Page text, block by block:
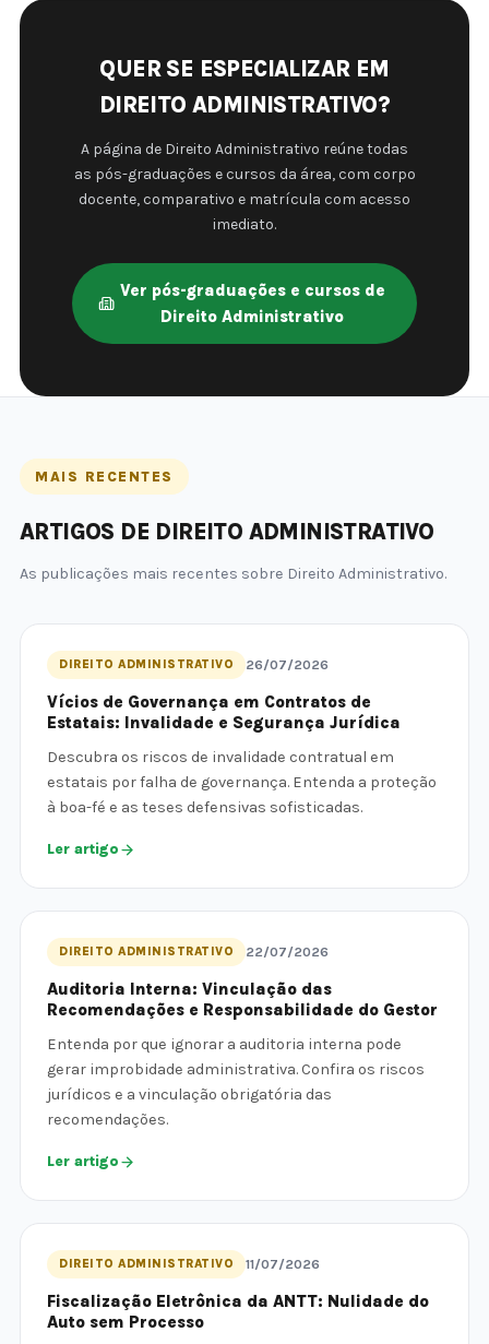
QUER SE ESPECIALIZAR EM
DIREITO ADMINISTRATIVO?
A página de Direito Administrativo reúne todas
as pós-graduações e cursos da área, com corpo
docente, comparativo e matrícula com acesso
imediato.
Ver pós-graduações e cursos de
Direito Administrativo
MAIS RECENTES
ARTIGOS DE DIREITO ADMINISTRATIVO
As publicações mais recentes sobre Direito Administrativo.
DIREITO ADMINISTRATIVO 26/07/2026
Vícios de Governança em Contratos de
Estatais: Invalidade e Segurança Jurídica
Descubra os riscos de invalidade contratual em
estatais por falha de governança. Entenda a proteção
à boa-fé e as teses defensivas sofisticadas.
Ler artigo
DIREITO ADMINISTRATIVO 22/07/2026
Auditoria Interna: Vinculação das
Recomendações e Responsabilidade do Gestor
Entenda por que ignorar a auditoria interna pode
gerar improbidade administrativa. Confira os riscos
jurídicos e a vinculação obrigatória das
recomendações.
Ler artigo
DIREITO ADMINISTRATIVO 11/07/2026
Fiscalização Eletrônica da ANTT: Nulidade do
Auto sem Processo